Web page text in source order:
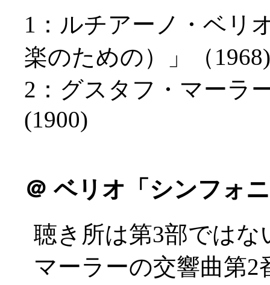
1：ルチアーノ・ベリ
楽のための）」（1968)
2：グスタフ・マーラ
(1900)
＠ ベリオ「シンフォ
聴き所は第3部ではな
マーラーの交響曲第